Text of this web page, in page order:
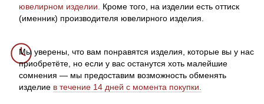
ювелирном изделии.
Кроме того, на изделии есть оттиск
(именник) производителя ювелирного изделия.
Мы уверены, что вам понравятся изделия, которые вы у нас
приобретёте, но если у вас останутся хоть малейшие
сомнения — мы предоставим возможность обменять
изделие в течение 14 дней с момента покупки.